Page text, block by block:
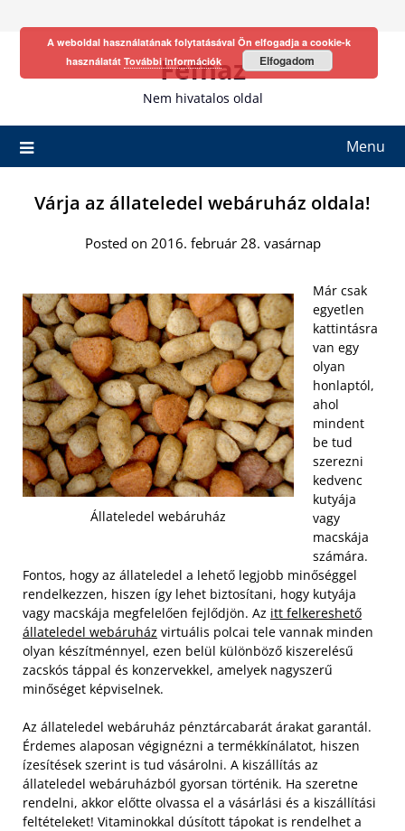
Fefhaz
Nem hivatalos oldal
Menu
Várja az állateledel webáruház oldala!
Posted on 2016. február 28. vasárnap
Állateledel webáruház
Már csak
egyetlen
kattintásra
van egy
olyan
honlaptól,
ahol
mindent
be tud
szerezni
kedvenc
kutyája
vagy
macskája
számára.
Fontos, hogy az állateledel a lehető legjobb minőséggel
rendelkezzen, hiszen így lehet biztosítani, hogy kutyája
vagy macskája megfelelően fejlődjön. Az itt felkereshető
állateledel webáruház virtuális polcai tele vannak minden
olyan készítménnyel, ezen belül különböző kiszerelésű
zacskós táppal és konzervekkel, amelyek nagyszerű
minőséget képviselnek.
Az állateledel webáruház pénztárcabarát árakat garantál.
Érdemes alaposan végignézni a termékkínálatot, hiszen
ízesítések szerint is tud vásárolni. A kiszállítás az
állateledel webáruházból gyorsan történik. Ha szeretne
rendelni, akkor előtte olvassa el a vásárlási és a kiszállítási
feltételeket! Vitaminokkal dúsított tápokat is rendelhet a
A weboldal használatának folytatásával Ön elfogadja a cookie-k
használatát További információk Elfogadom